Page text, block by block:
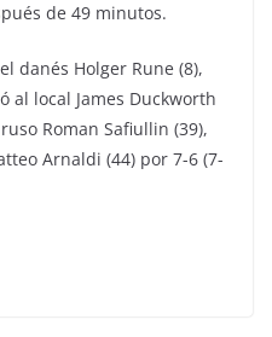
de 49 minutos.
danés Holger Rune (8),
al local James Duckworth
Roman Safiullin (39),
Arnaldi (44) por 7-6 (7-